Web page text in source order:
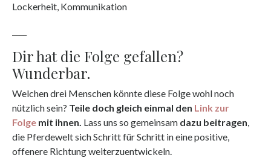
Lockerheit, Kommunikation
Dir hat die Folge gefallen?
Wunderbar.
Welchen drei Menschen könnte diese Folge wohl noch
nützlich sein? Teile doch gleich einmal den Link zur
Folge mit ihnen. Lass uns so gemeinsam dazu beitragen,
die Pferdewelt sich Schritt für Schritt in eine positive,
offenere Richtung weiterzuentwickeln.